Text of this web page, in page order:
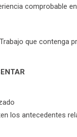
comprobable
que contenga
los antecedentes